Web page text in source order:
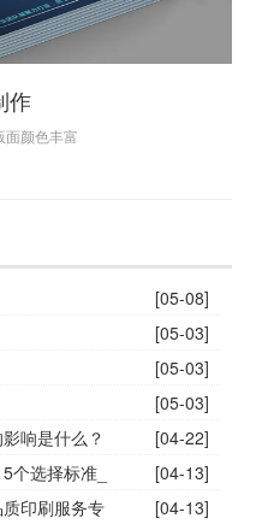
作
面颜色丰富
[05-08]
[05-03]
[05-03]
[05-03]
响是什么？
[04-22]
个选择标准_
[04-13]
印刷服务专
[04-13]